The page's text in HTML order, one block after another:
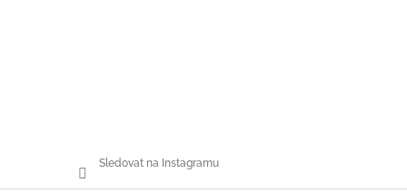
Sledovat na Instagramu